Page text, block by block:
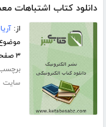
دانلود کتاب اشتباهات
از:
۳ صفحه
سایت